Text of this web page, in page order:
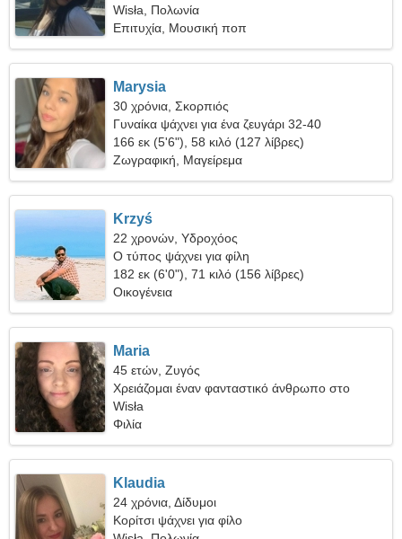
Wisła, Πολωνία
Επιτυχία, Μουσική ποπ
Marysia
30 χρόνια, Σκορπιός
Γυναίκα ψάχνει για ένα ζευγάρι 32-40
166 εκ (5'6"), 58 κιλό (127 λίβρες)
Ζωγραφική, Μαγείρεμα
Krzyś
22 χρονών, Υδροχόος
Ο τύπος ψάχνει για φίλη
182 εκ (6'0"), 71 κιλό (156 λίβρες)
Οικογένεια
Maria
45 ετών, Ζυγός
Χρειάζομαι έναν φανταστικό άνθρωπο στο
κάμπινγκ
Wisła
Φιλία
Klaudia
24 χρόνια, Δίδυμοι
Κορίτσι ψάχνει για φίλο